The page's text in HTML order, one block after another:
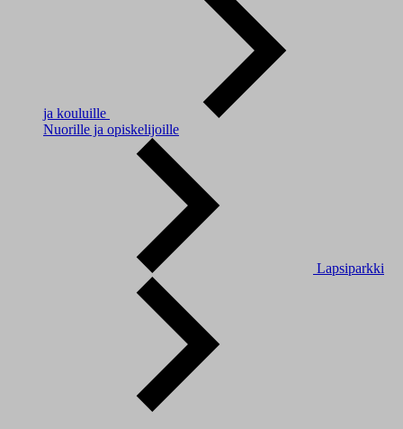
ja kouluille
Nuorille ja opiskelijoille
Lapsiparkki